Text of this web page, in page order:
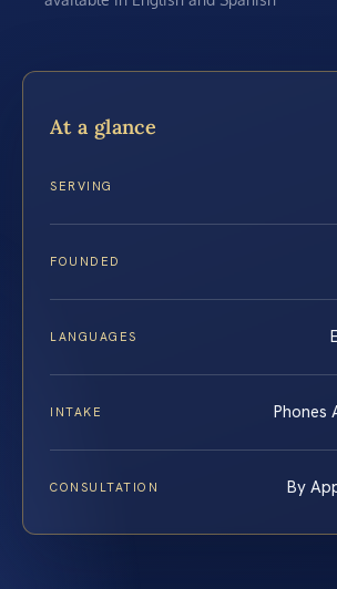
At a glance
SERVING
FOUNDED
LANGUAGES
INTAKE Phones
CONSULTATION By